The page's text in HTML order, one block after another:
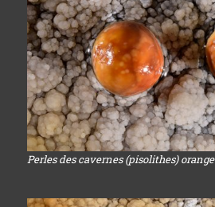
Perles des cavernes (pisolithes) orange